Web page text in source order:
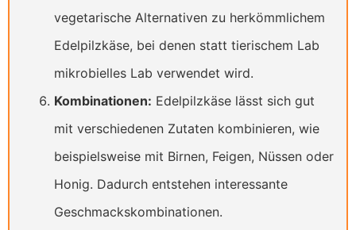
vegetarische Alternativen zu herkömmlichem
Edelpilzkäse, bei denen statt tierischem Lab
mikrobielles Lab verwendet wird.
Kombinationen: Edelpilzkäse lässt sich gut
mit verschiedenen Zutaten kombinieren, wie
beispielsweise mit Birnen, Feigen, Nüssen oder
Honig. Dadurch entstehen interessante
Geschmackskombinationen.